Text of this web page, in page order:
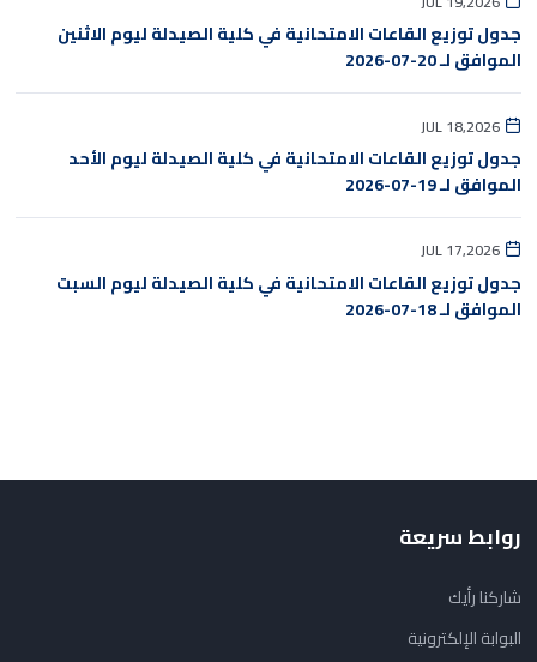
جدول توزيع القاعات الامتحانية في كلية الصيدلة ليوم الاثنين
الموافق لـ 20-07-2026
JUL 18,2026
جدول توزيع القاعات الامتحانية في كلية الصيدلة ليوم الأحد
الموافق لـ 19-07-2026
JUL 17,2026
جدول توزيع القاعات الامتحانية في كلية الصيدلة ليوم السبت
الموافق لـ 18-07-2026
روابط سريعة
شاركنا رأيك
البوابة الإلكترونية